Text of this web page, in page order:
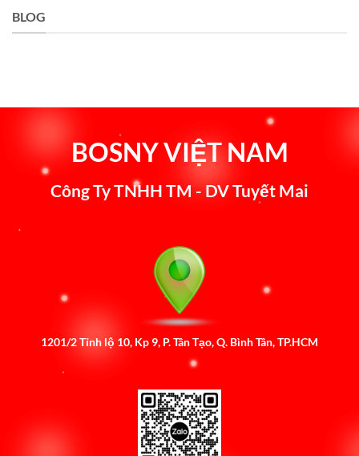
BLOG
BOSNY VIỆT NAM
Công Ty TNHH TM - DV Tuyết Mai
1201/2 Tỉnh lộ 10, Kp 9, P. Tân Tạo, Q. Bình Tân, TP.HCM